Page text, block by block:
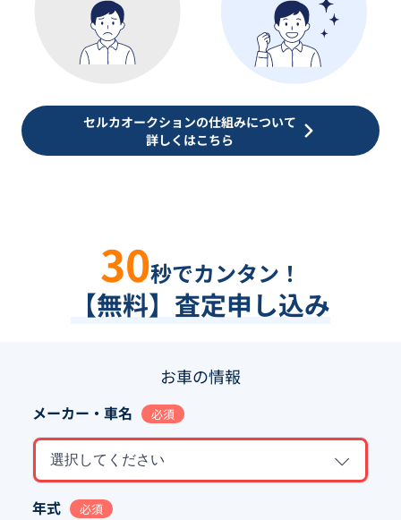
セルカオークションの仕組みについて
詳しくはこちら
30秒でカンタン！
【無料】査定申し込み
お車の情報
メーカー・車名 必須
選択してください
年式 必須